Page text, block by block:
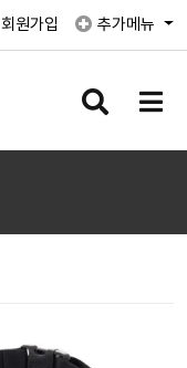
회원가입 추가메뉴
검
버
메
버